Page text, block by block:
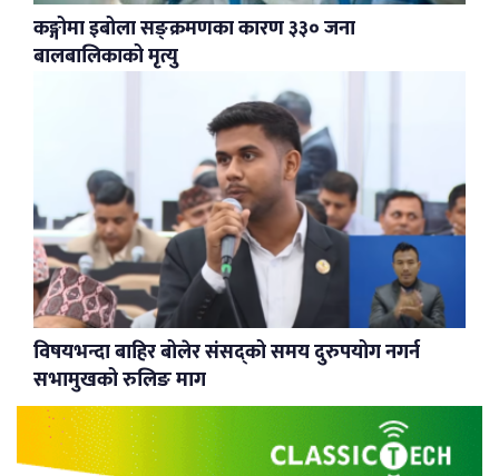
कङ्गोमा इबोला सङ्क्रमणका कारण ३३० जना
बालबालिकाको मृत्यु
विषयभन्दा बाहिर बोलेर संसद्को समय दुरुपयोग नगर्न
सभामुखको रुलिङ माग